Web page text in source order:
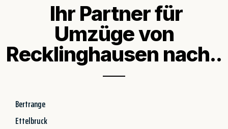
Ihr Partner für
Umzüge von
Recklinghausen nach..
Bertrange
Ettelbruck